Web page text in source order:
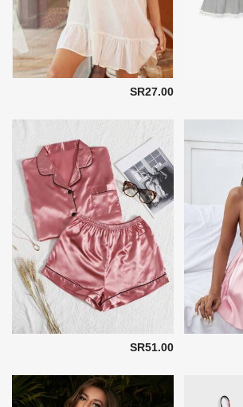
SR27.00
SR51.00